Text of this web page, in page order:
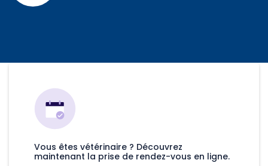
Vous êtes vétérinaire ? Découvrez
maintenant la prise de rendez-vous en ligne.